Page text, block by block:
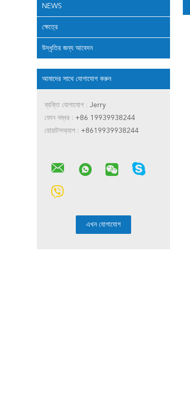
NEWS
ক্ষেত্রে
উদ্ধৃতির জন্য আবেদন
আমাদের সাথে যোগাযোগ করুন
ব্যক্তি যোগাযোগ : Jerry
ফোন নম্বর : +86 19939938244
হোয়াটসঅ্যাপ : +8619939938244